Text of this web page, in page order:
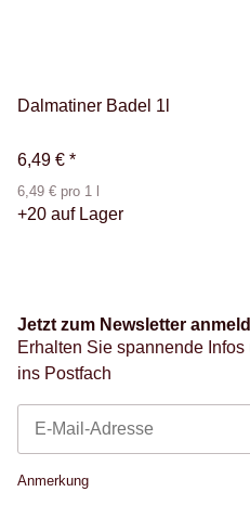
Dalmatiner Badel 1l
6,49 € *
6,49 € pro 1 l
+20 auf Lager
Jetzt zum Newsletter
Erhalten Sie spannende
ins Postfach
Anmerkung